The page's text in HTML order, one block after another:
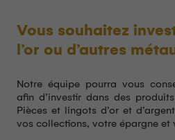
Vous souhaitez
l’or ou d’autres
Notre équipe pourra vous
afin d’investir dans des
Pièces et lingots d’or et
vos collections, votre épargne et